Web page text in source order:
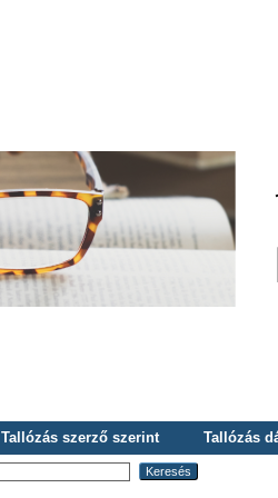
Tallózás szerző szerint Tallózás